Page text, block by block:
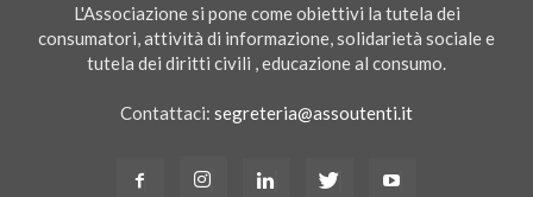
L'Associazione si pone come obiettivi la tutela dei
consumatori, attività di informazione, solidarietà sociale e
tutela dei diritti civili , educazione al consumo.
Contattaci: segreteria@assoutenti.it